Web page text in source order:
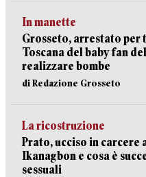
In manette
Grosseto, arrestato per
Toscana del baby fan
realizzare bombe
di Redazione Grosseto
La ricostruzione
Prato, ucciso in carcere
Ikanagbon e cosa è
sessuali